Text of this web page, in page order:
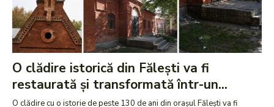
O clădire istorică din Fălești va fi
restaurată și transformată într-un...
O clădire cu o istorie de peste 130 de ani din orașul Fălești va fi